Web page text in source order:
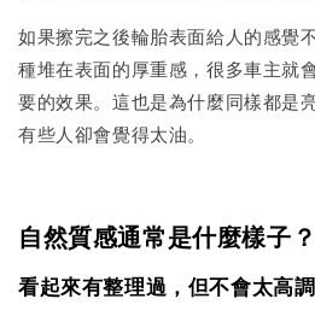
如果擦完之後輪胎表面給人的感覺
種堆在表面的厚重感，很多車主就
要的效果。這也是為什麼同樣都是
有些人卻會覺得太油。
自然質感通常是什麼樣子？
看起來有整理過，但不會太高調